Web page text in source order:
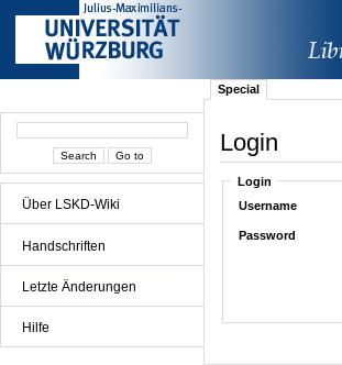
Über LSKD-Wiki
Handschriften
Letzte Änderungen
Hilfe
Special
Login
Login
Username
Password